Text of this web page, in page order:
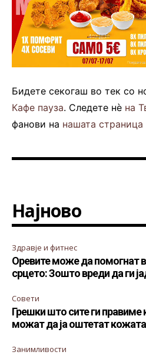
Бидете секогаш во тек со
Кафе пауза. Следете нè на
фанови на нашата страница
Најново
Здравје и фитнес
Оревите може да помогнат
срцето: Зошто вреди да ги
Совети
Грешки што сите ги правиме
можат да ја оштетат кожата
Занимливости